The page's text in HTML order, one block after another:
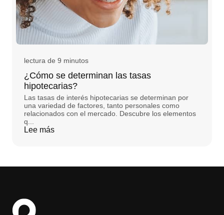
lectura de 9 minutos
¿Cómo se determinan las tasas
hipotecarias?
Las tasas de interés hipotecarias se determinan por
una variedad de factores, tanto personales como
relacionados con el mercado. Descubre los elementos
q...
Lee más